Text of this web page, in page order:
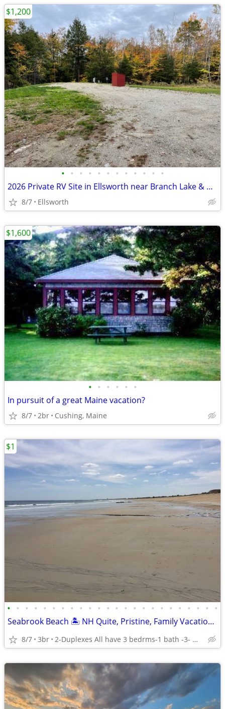
• • • • • • • • • • • •
2026 Private RV Site in Ellsworth near Branch Lake & Acadia
8/7 Ellsworth
$1,200
• • • • • •
In pursuit of a great Maine vacation?
8/7 2br Cushing, Maine
$1,600
• • • • • • • • • • • • • • • • • • • • • • • •
Seabrook Beach 🏝️ NH Quite, Pristine, Family Vacation Spot By Owner
8/7 3br 2-Duplexes All have 3 bedrms-1 bath -3- min walk to Beach
$1